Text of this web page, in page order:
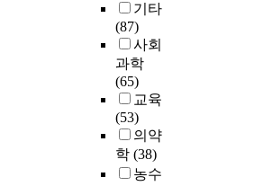
기타
(87)
사회
과학
(65)
교육
(53)
의약
학 (38)
농수